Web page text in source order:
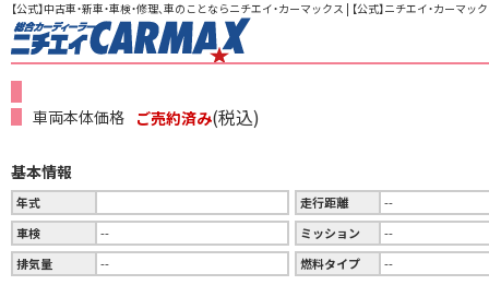
【公式】中古車・新車・車検・修理、車のことならニチエイ・カーマックス | 【公式】ニチエイ・カーマッ
車両本体価格 ご売約済み(税込)
基本情報
年式 走行距離
--
車検
-- ミッション
--
排気量
-- 燃料タイプ --